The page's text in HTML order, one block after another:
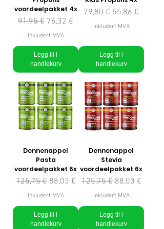
voordeelpakket 4x
Vanlig pris
91,95 € Salgspris
76,32 €
Inkludert MVA
Legg til i
handlekurv
Vanlig pris
79,80 € Salgspris
55,86 €
Inkludert MVA
Legg til i
handlekurv
Dennenappel
Pasta
voordeelpakket 6x
Vanlig pris
125,75 € Salgspris
88,03 €
Inkludert MVA
Legg til i
handlekurv
Dennenappel
Stevia
voordeelpakket 6x
Vanlig pris
125,75 € Salgspris
88,03 €
Inkludert MVA
Legg til i
handlekurv